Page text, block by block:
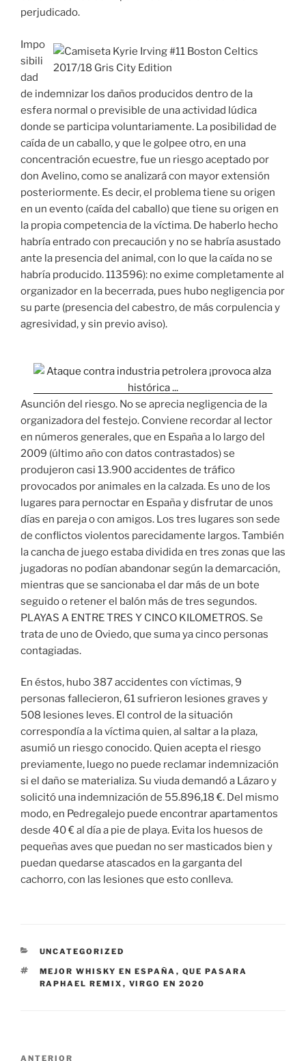
perjudicado.
Impo
sibili
dad
de indemnizar los daños producidos dentro de la
esfera normal o previsible de una actividad lúdica
donde se participa voluntariamente. La posibilidad de
caída de un caballo, y que le golpee otro, en una
concentración ecuestre, fue un riesgo aceptado por
don Avelino, como se analizará con mayor extensión
posteriormente. Es decir, el problema tiene su origen
en un evento (caída del caballo) que tiene su origen en
la propia competencia de la víctima. De haberlo hecho
habría entrado con precaución y no se habría asustado
ante la presencia del animal, con lo que la caída no se
habría producido. 113596): no exime completamente al
organizador en la becerrada, pues hubo negligencia por
su parte (presencia del cabestro, de más corpulencia y
agresividad, y sin previo aviso).
Asunción del riesgo. No se aprecia negligencia de la
organizadora del festejo. Conviene recordar al lector
en números generales, que en España a lo largo del
2009 (último año con datos contrastados) se
produjeron casi 13.900 accidentes de tráfico
provocados por animales en la calzada. Es uno de los
lugares para pernoctar en España y disfrutar de unos
días en pareja o con amigos. Los tres lugares son sede
de conflictos violentos parecidamente largos. También
la cancha de juego estaba dividida en tres zonas que las
jugadoras no podían abandonar según la demarcación,
mientras que se sancionaba el dar más de un bote
seguido o retener el balón más de tres segundos.
PLAYAS A ENTRE TRES Y CINCO KILOMETROS. Se
trata de uno de Oviedo, que suma ya cinco personas
contagiadas.
En éstos, hubo 387 accidentes con víctimas, 9
personas fallecieron, 61 sufrieron lesiones graves y
508 lesiones leves. El control de la situación
correspondía a la víctima quien, al saltar a la plaza,
asumió un riesgo conocido. Quien acepta el riesgo
previamente, luego no puede reclamar indemnización
si el daño se materializa. Su viuda demandó a Lázaro y
solicitó una indemnización de 55.896,18 €. Del mismo
modo, en Pedregalejo puede encontrar apartamentos
desde 40 € al día a pie de playa. Evita los huesos de
pequeñas aves que puedan no ser masticados bien y
puedan quedarse atascados en la garganta del
cachorro, con las lesiones que esto conlleva.
CATEGORÍAS
UNCATEGORIZED
ETIQUETAS
MEJOR WHISKY EN ESPAÑA , QUE PASARA
RAPHAEL REMIX , VIRGO EN 2020
ANTERIOR